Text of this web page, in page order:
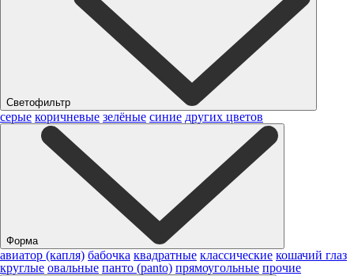
Светофильтр
серые коричневые зелёные синие других цветов
Форма
авиатор (капля) бабочка квадратные классические кошачий глаз
круглые овальные панто (panto) прямоугольные прочие